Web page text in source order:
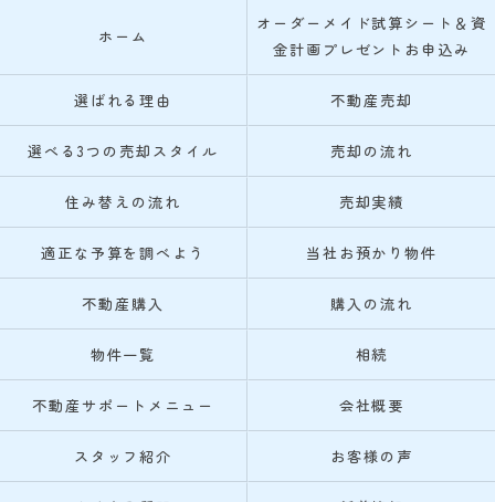
ホーム
オーダーメイド試算シート＆資
金計画プレゼントお申込み
選ばれる理由 不動産売却
選べる3つの売却スタイル 売却の流れ
住み替えの流れ 売却実績
適正な予算を調べよう 当社お預かり物件
不動産購入 購入の流れ
物件一覧 相続
不動産サポートメニュー 会社概要
スタッフ紹介 お客様の声